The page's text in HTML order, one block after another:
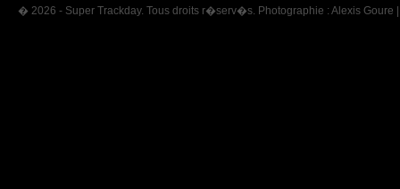
� 2026 - Super Trackday. Tous droits r�serv�s. Photographie : Alexis Goure